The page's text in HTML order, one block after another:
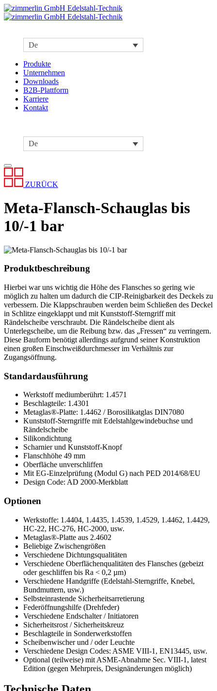
De
Produkte
Unternehmen
Downloads
B2B-Plattform
Karriere
Kontakt
De
ZURÜCK
Meta-Flansch-Schauglas bis
10/-1 bar
Produktbeschreibung
Hierbei war uns wichtig die Höhe des Flansches so gering wie
möglich zu halten um dadurch die CIP-Reinigbarkeit des Deckels zu
verbessern. Die Klappschrauben werden beim Schließen des Deckel
in Schlitze eingeklappt und mit Kunststoff-Sterngriff mit
Rändelscheibe verschraubt. Die Rändelscheibe dient als
Unterlegscheibe, um die Reibung bzw. das „Fressen“ zu verringern.
Diese Bauform benötigt allerdings aufgrund seiner Konstruktion
einen großen Einschweißdurchmesser im Verhältnis zur
Zugangsöffnung.
Standardausführung
Werkstoff mediumberührt: 1.4571
Beschlagteile: 1.4301
Metaglas®-Platte: 1.4462 / Borosilikatglas DIN7080
Kunststoff-Sterngriffe mit Edelstahlgewindebuchse und
Rändelscheibe
Silikondichtung
Scharnier und Kunststoff-Knopf
Flanschhöhe 49 mm
Oberfläche unverschliffen
Mit EG-Einzelprüfung (Modul G) nach PED 2014/68/EU
Design Code: AD 2000-Merkblatt
Optionen
Werkstoffe: 1.4404, 1.4435, 1.4539, 1.4529, 1.4462, 1.4429,
HC-22, HC-276, HC-2000, usw.
Metaglas®-Platte aus 2.4602
Beliebige Zwischengrößen
Verschiedene Dichtungsqualitäten
Verschiedene Oberflächenqualitäten des Flansches (gebeizt
oder geschliffen bis Ra < 0,2 µm)
Verschiedene Handgriffe (Edelstahl-Sterngriffe, Knebel,
Bundmuttern, usw.)
Selbsteinrastende Sicherheitsarretierung
Federöffnungshilfe (Drehfeder)
Verschiedene Endschalter / Initiatoren
Sicherheitsrost / Sicherheitskreuz
Beschlagteile in Sonderwerkstoffen
Scheibenwischer und / oder Leuchte
Verschiedene Design Codes: ASME VIII-1, EN13445, usw.
Optional (teilweise) mit ASME-Abnahme Sec. VIII-1, latest
Edition (gegen Mehrpreis, Designänderungen möglich)